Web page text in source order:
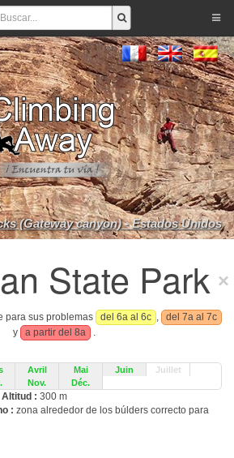
(Gateway canyon) - Estados Unidos
State Park
para sus problemas del 6a al 6c ,
del 7a al 7c
y
a partir del 8a
.
Avril Mai Juin
Juillet
Nov. Déc.
Altitud : 300 m
: zona alrededor de los búlders correcto para